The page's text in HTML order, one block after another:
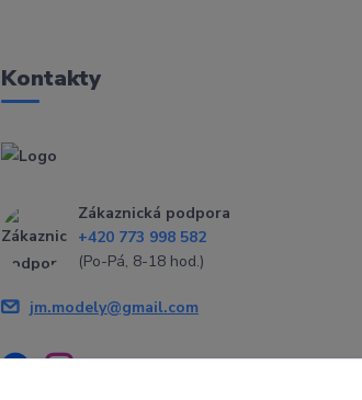
Kontakty
Zákaznická podpora
+420 773 998 582
(Po-Pá, 8-18 hod.)
jm.modely@gmail.com